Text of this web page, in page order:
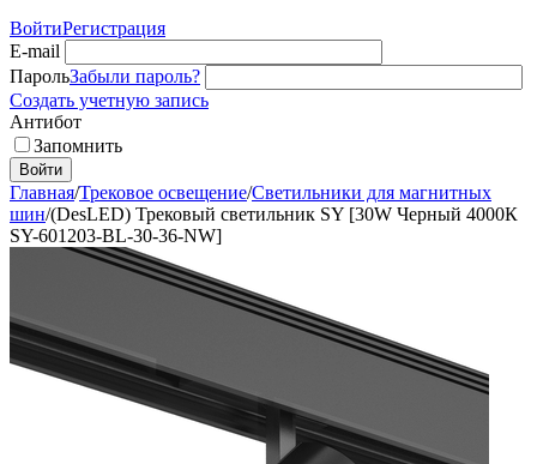
ВойтиРегистрация
E-mail
ПарольЗабыли пароль?
Создать учетную запись
Антибот
Запомнить
Войти
Главная/Трековое освещение/Светильники для магнитных
шин/(DesLED) Трековый светильник SY [30W Черный 4000К
SY-601203-BL-30-36-NW]